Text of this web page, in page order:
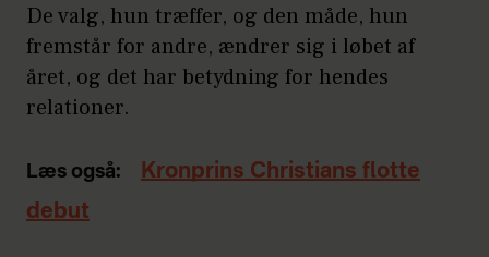
De valg, hun træffer, og den måde, hun
fremstår for andre, ændrer sig i løbet af
året, og det har betydning for hendes
relationer.
Læs også:
Kronprins Christians flotte
debut